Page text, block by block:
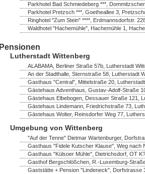
Parkhotel Bad Schmiedeberg ***,
Parkhotel Pretzsch ***, Goetheallee 3,
Ringhotel "Zum Stein" ****, Erdmannsdorfstr.
Waldhotel "Hachemühle", Hachemühle 1,
Pensionen
Lutherstadt Wittenberg
ALABAMA, Berliner Straße 57b, Lutherstadt
An der Stadthalle, Sternstraße 58, Lutherstadt
Gasthaus "Central", Mittelstraße 20,
Gästehaus Adventhaus, Gustav-Adolf-Straße
Gästehaus Elbebogen, Dessauer Straße 121,
Gästehaus Lindemann, Friedrichstraße 73,
Gästehaus Wolter, Reinsdorfer Weg 77,
Umgebung von Wittenberg
"Auf der Tenne" Dietmar Wartenburger,
Gasthaus "Fidele Kutscher Klause", Weg nach
Gasthaus "Külsoer Mühle", Dietrichsdorf, OT
Gasthof Bergschlößchen, R.-Luxemburg-
Gaststätte + Pension "Lindeneck", Dorfstrasse